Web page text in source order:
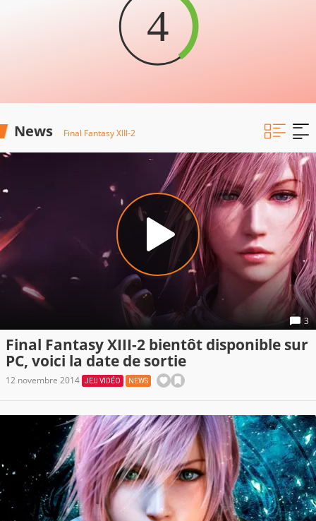
4
News Final Fantasy XIII-2
3
Final Fantasy XIII-2 bientôt disponible sur
PC, voici la date de sortie
12 novembre 2014 JEU VIDÉO NEWS